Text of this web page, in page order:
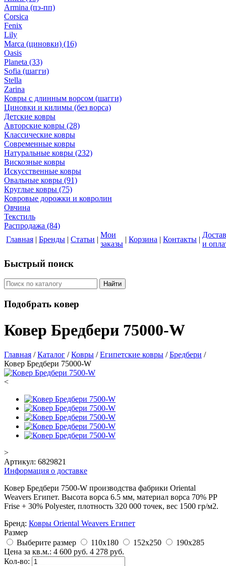
Armina (пэ-пп)
Corsica
Fenix
Lily
Marca (циновки) (16)
Oasis
Planeta (33)
Sofia (шагги)
Stella
Zarina
Ковры с длинным ворсом (шагги)
Циновки и килимы (без ворса)
Детские ковры
Авторские ковры (28)
Классические ковры
Современные ковры
Натуральные ковры (232)
Вискозные ковры
Искусственные ковры
Овальные ковры (91)
Круглые ковры (75)
Ковровые дорожки и ковролин
Овчина
Текстиль
Распродажа (84)
Главная | Бренды | Статьи |
Мои
заказы
| Корзина | Контакты |
и
Быстрый поиск
Найти
Подобрать ковер
Ковер Бредбери 75000-W
Главная / Каталог / Ковры / Египетские ковры / Бредбери /
Ковер Бредбери 75000-W
<
>
Артикул: 6829821
Информация о доставке
Ковер Бредбери 7500-W производства фабрики Oriental
Weavers Египет. Высота ворса 6.5 мм, материал ворса 70% PP
Frise + 30% Polyester, плотность 320 000 точек, вес 1500 гр/м2.
Бренд: Ковры Oriental Weavers Египет
Размер
Выберите размер
110x180 152x250
190x285
Цена за кв.м.: 4 600 руб. 4 278 руб.
Кол-во: